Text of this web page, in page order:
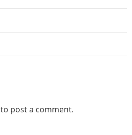
to post a comment.